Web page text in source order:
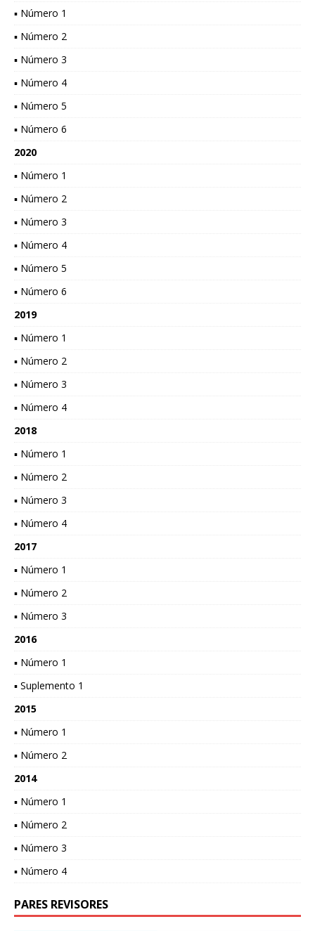
▪ Número 1
▪ Número 2
▪ Número 3
▪ Número 4
▪ Número 5
▪ Número 6
2020
▪ Número 1
▪ Número 2
▪ Número 3
▪ Número 4
▪ Número 5
▪ Número 6
2019
▪ Número 1
▪ Número 2
▪ Número 3
▪ Número 4
2018
▪ Número 1
▪ Número 2
▪ Número 3
▪ Número 4
2017
▪ Número 1
▪ Número 2
▪ Número 3
2016
▪ Número 1
▪ Suplemento 1
2015
▪ Número 1
▪ Número 2
2014
▪ Número 1
▪ Número 2
▪ Número 3
▪ Número 4
PARES REVISORES